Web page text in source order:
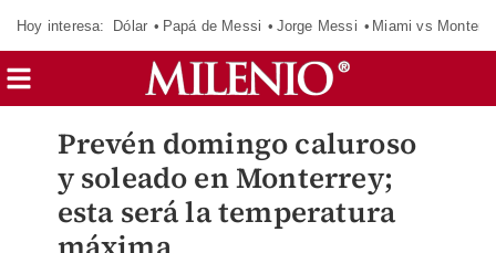
Hoy interesa: Dólar Papá de Messi Jorge Messi Miami vs
Prevén domingo caluroso
y soleado en Monterrey;
esta será la temperatura